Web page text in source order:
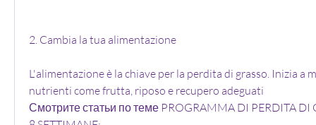
2. Cambia la tua alimentazione
L'alimentazione è la chiave per la perdita di grasso. Inizia a
nutrienti come frutta, riposo e recupero adeguati
Смотрите статьи по теме PROGRAMMA DI PERDITA DI